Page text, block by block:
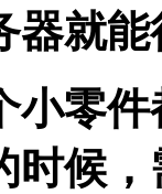
器就
小零
时候，